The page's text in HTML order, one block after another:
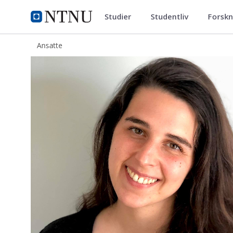
NTNU Hjemmeside
ntnu.no Studier Studentliv
Ansatte
Alysson Maurane Lepeut